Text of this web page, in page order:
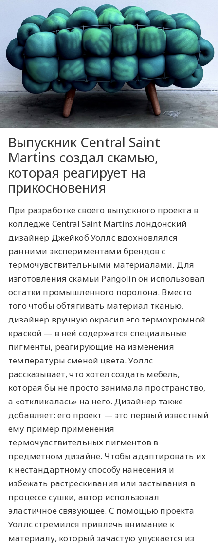
Выпускник Central Saint
Martins создал скамью,
которая реагирует на
прикосновения
При разработке своего выпускного проекта в
колледже Central Saint Martins лондонский
дизайнер Джейкоб Уоллс вдохновлялся
ранними экспериментами брендов с
термочувствительными материалами. Для
изготовления скамьи Pangolin он использовал
остатки промышленного поролона. Вместо
того чтобы обтягивать материал тканью,
дизайнер вручную окрасил его термохромной
краской — в ней содержатся специальные
пигменты, реагирующие на изменения
температуры сменой цвета. Уоллс
рассказывает, что хотел создать мебель,
которая бы не просто занимала пространство,
а «‎откликалась»‎ на него. Дизайнер также
добавляет: его проект — это первый известный
ему пример применения
термочувствительных пигментов в
предметном дизайне. Чтобы адаптировать их
к нестандартному способу нанесения и
избежать растрескивания или застывания в
процессе сушки, автор использовал
эластичное связующее. С помощью проекта
Уоллс стремился привлечь внимание к
материалу, который зачастую упускается из